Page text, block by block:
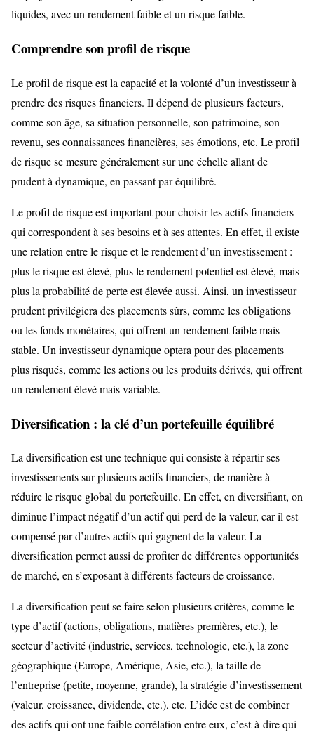
liquides, avec un rendement faible et un risque faible.
Comprendre son profil de risque
Le profil de risque est la capacité et la volonté d’un investisseur à
prendre des risques financiers. Il dépend de plusieurs facteurs,
comme son âge, sa situation personnelle, son patrimoine, son
revenu, ses connaissances financières, ses émotions, etc. Le profil
de risque se mesure généralement sur une échelle allant de
prudent à dynamique, en passant par équilibré.
Le profil de risque est important pour choisir les actifs financiers
qui correspondent à ses besoins et à ses attentes. En effet, il existe
une relation entre le risque et le rendement d’un investissement :
plus le risque est élevé, plus le rendement potentiel est élevé, mais
plus la probabilité de perte est élevée aussi. Ainsi, un investisseur
prudent privilégiera des placements sûrs, comme les obligations
ou les fonds monétaires, qui offrent un rendement faible mais
stable. Un investisseur dynamique optera pour des placements
plus risqués, comme les actions ou les produits dérivés, qui offrent
un rendement élevé mais variable.
Diversification : la clé d’un portefeuille équilibré
La diversification est une technique qui consiste à répartir ses
investissements sur plusieurs actifs financiers, de manière à
réduire le risque global du portefeuille. En effet, en diversifiant, on
diminue l’impact négatif d’un actif qui perd de la valeur, car il est
compensé par d’autres actifs qui gagnent de la valeur. La
diversification permet aussi de profiter de différentes opportunités
de marché, en s’exposant à différents facteurs de croissance.
La diversification peut se faire selon plusieurs critères, comme le
type d’actif (actions, obligations, matières premières, etc.), le
secteur d’activité (industrie, services, technologie, etc.), la zone
géographique (Europe, Amérique, Asie, etc.), la taille de
l’entreprise (petite, moyenne, grande), la stratégie d’investissement
(valeur, croissance, dividende, etc.), etc. L’idée est de combiner
des actifs qui ont une faible corrélation entre eux, c’est-à-dire qui